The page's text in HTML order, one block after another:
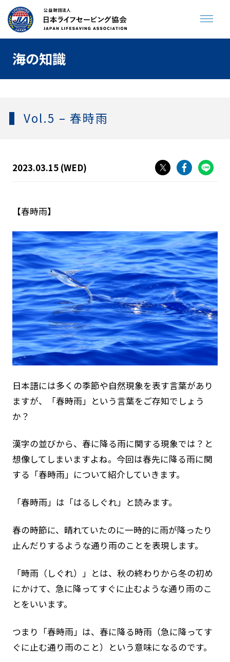
JLA ENGLISH SITE
飲んだら泳がない
子供に海の楽しさを
ライフセーバーのいる水浴場
離岸流
サインフラッグを知っていま
すか？
津波が来たら
日やけ対策
身近にある水辺
JLAについて
ご挨拶
JLAグランドデザイン
組織概要
沿革
アニュアルレポート・各種資料
国際連盟（ILS)について
ライフセービングの活動ガイドライン
全国加盟クラブ
寄付・遺贈について
ライフセーバーになろう
海の知識
Vol.5 – 春時雨
2023.03.15 (WED)
【春時雨】
日本語には多くの季節や自然現象を表す言葉があり
ますが、「春時雨」という言葉をご存知でしょう
か？
漢字の並びから、春に降る雨に関する現象では？と
想像してしまいますよね。今回は春先に降る雨に関
する「春時雨」について紹介していきます。
「春時雨」は「はるしぐれ」と読みます。
春の時節に、晴れていたのに一時的に雨が降ったり
止んだりするような通り雨のことを表現します。
「時雨（しぐれ）」とは、秋の終わりから冬の初め
にかけて、急に降ってすぐに止むような通り雨のこ
とをいいます。
つまり「春時雨」は、春に降る時雨（急に降ってす
ぐに止む通り雨のこと）という意味になるのです。